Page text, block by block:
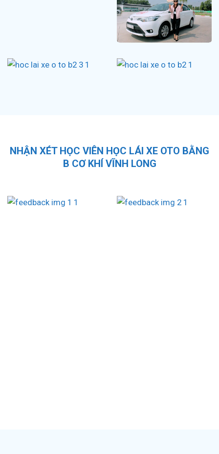
NHẬN XÉT HỌC VIÊN HỌC LÁI XE OTO BẰNG
B CƠ KHÍ VĨNH LONG